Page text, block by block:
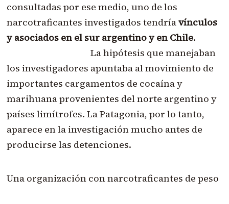
consultadas por ese medio, uno de los
narcotraficantes investigados tendríavínculos
y asociados en el sur argentino y en Chile.
La hipótesis que manejaban
los investigadores apuntaba al movimiento de
importantes cargamentos de cocaína y
marihuana provenientes del norte argentino y
países limítrofes. La Patagonia, por lo tanto,
aparece en la investigación mucho antes de
producirse las detenciones.
Una organización con narcotraficantes de peso